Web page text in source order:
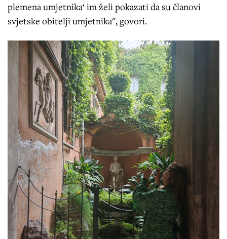
plemena umjetnika‘ im želi pokazati da su članovi
svjetske obitelji umjetnika", govori.